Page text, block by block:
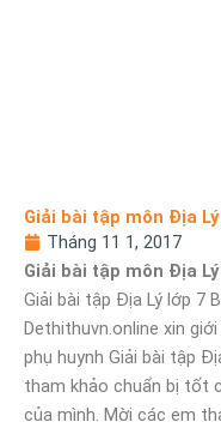
Giải bài tập môn Địa
Tháng 11 1, 2017
Giải bài tập môn Địa
Giải bài tập Địa Lý lớp 7
Dethithuvn.online xin
phụ huynh Giải bài tập
tham khảo chuẩn bị tốt
của mình. Mời các em